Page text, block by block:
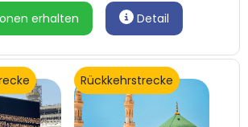
erhalten Detail
Rückkehrstrecke